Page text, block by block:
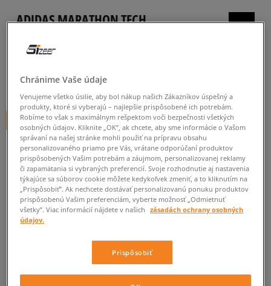
ADIDAS MARATHON TECH
84,99€cena s DPH
+ 85 BODOV V SIZEERCLUBE
Informujte ma o dostupnosti
Ak bude položka opäť dostupná, dostanete od nás oznámenie.
Vyberte veľkosť
ZISTIŤ DOSTUPNOSŤ V NAŠICH KAMENNÝCH PREDAJNIACH
Chránime Vaše údaje
Venujeme všetko úsilie, aby bol nákup našich Zákazníkov úspešný a
produkty, ktoré si vyberajú – najlepšie prispôsobené ich potrebám.
Robíme to však s maximálnym rešpektom voči bezpečnosti všetkých
osobných údajov. Kliknite „OK”, ak chcete, aby sme informácie o Vašom
správaní na našej stránke mohli použiť na prípravu obsahu
personalizovaného priamo pre Vás, vrátane odporúčaní produktov
prispôsobených Vašim potrebám a záujmom, personalizovanej reklamy
či zapamätania si vybraných preferencií. Svoje rozhodnutie aj nastavenia
týkajúce sa súborov cookie môžete kedykoľvek zmeniť, a to kliknutím na
„Prispôsobiť”. Ak nechcete dostávať personalizovanú ponuku produktov
prispôsobenú Vašim preferenciám, vyberte možnosť „Odmietnuť
všetky”. Viac informácií nájdete v našich
zásadách ochrany osobných
údajov.
Prispôsobiť